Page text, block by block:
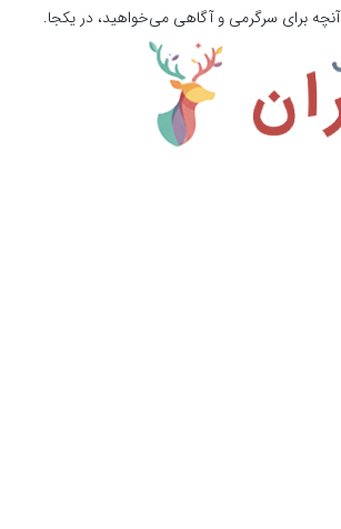
برای سرگرمی و آگاهی می‌خواهید، در یکجا.